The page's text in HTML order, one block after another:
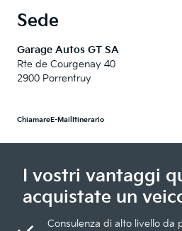
Sede
Garage Autos GT SA
Rte de Courgenay 40
2900 Porrentruy
ChiamareE-Mail Itinerario
I vostri vantaggi
acquistate un
Consulenza di alto livello da